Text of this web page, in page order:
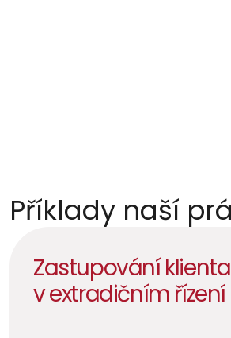
Příklady naší
Zastupování klienta
v extradičním řízení